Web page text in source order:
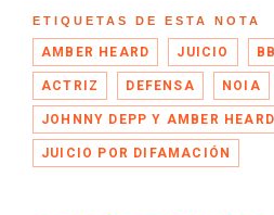
ETIQUETAS DE ESTA NOTA
AMBER HEARD JUICIO
ACTRIZ DEFENSA NOIA
JOHNNY DEPP Y AMBER HEARD
JUICIO POR DIFAMACIÓN